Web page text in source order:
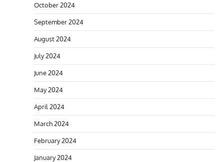
October 2024
September 2024
August 2024
July 2024
June 2024
May 2024
April 2024
March 2024
February 2024
January 2024